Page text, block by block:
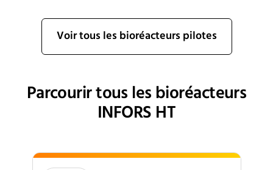
Voir tous les bioréacteurs pilotes
Parcourir tous les bioréacteurs
INFORS HT